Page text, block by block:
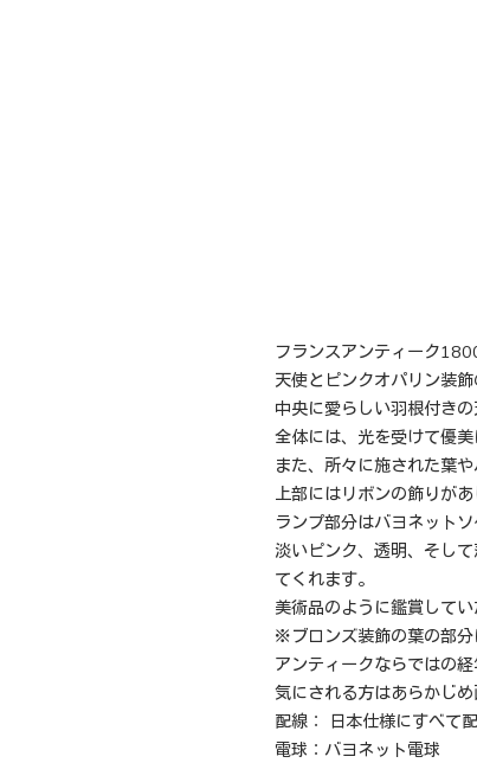
フランスアンティーク
天使とピンクオパリン装
中央に愛らしい羽根付き
全体には、光を受けて優
また、所々に施された葉
上部にはリボンの飾りが
ランプ部分はバヨネット
淡いピンク、透明、そし
てくれます。
美術品のように鑑賞して
※ブロンズ装飾の葉の部分
アンティークならではの
気にされる方はあらかじ
配線： 日本仕様にすべて
電球：バヨネット電球